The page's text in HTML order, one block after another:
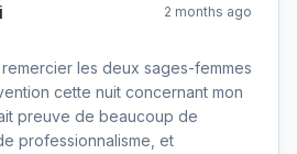
2 months ago
les deux sages-femmes
cette nuit concernant mon
preuve de beaucoup de
professionnalisme, et